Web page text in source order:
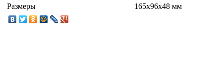
Размеры
165x96x48 мм